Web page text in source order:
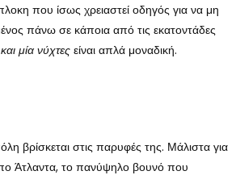
που ίσως χρειαστεί οδηγός για να μη
πάνω σε κάποια από τις εκατοντάδες
μία νύχτες είναι απλά μοναδική.
βρίσκεται στις παρυφές της. Μάλιστα για
Άτλαντα, το πανύψηλο βουνό που